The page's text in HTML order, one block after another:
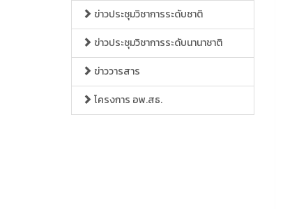
ข่าวประชุมวิชาการระดับชาติ
ข่าวประชุมวิชาการระดับนานาชาติ
ข่าววารสาร
โครงการ อพ.สธ.